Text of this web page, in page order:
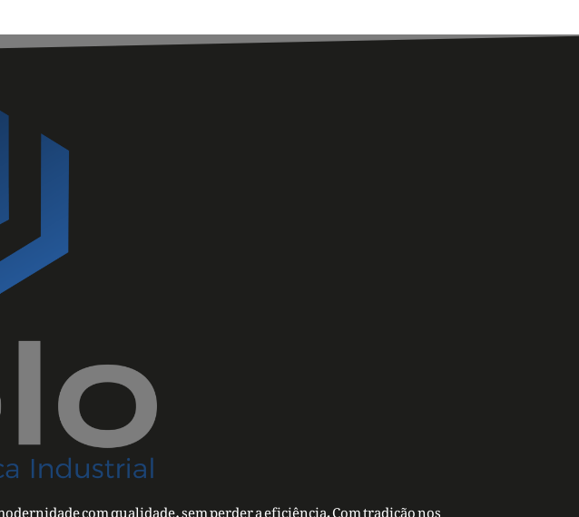
com qualidade, sem perder a eficiência. Com tradição nos